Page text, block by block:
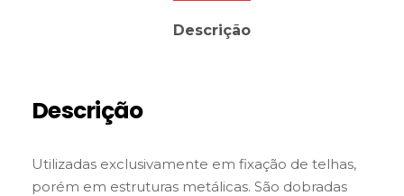
Descrição
Descrição
Utilizadas exclusivamente em fixação de telhas,
porém em estruturas metálicas. São dobradas